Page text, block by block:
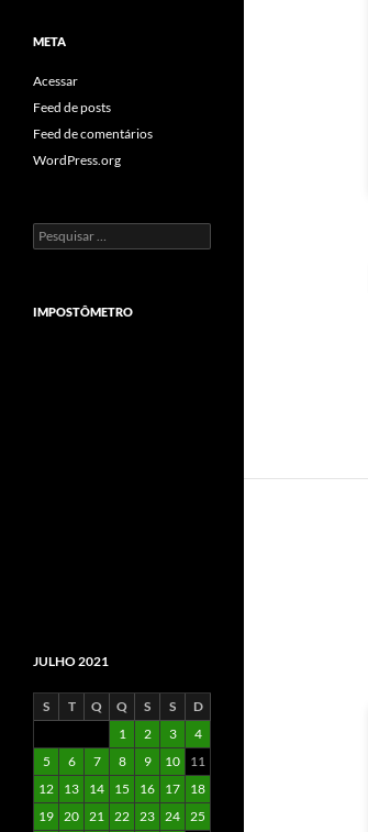
META
Acessar
Feed de posts
Feed de comentários
WordPress.org
Pesquisar
por:
IMPOSTÔMETRO
JULHO 2021
S T Q Q S S
D
1
2 3
4
5
6 7 8 9 10
11
12
13 14 15 16 17
18
19 20 21 22 23 24 25